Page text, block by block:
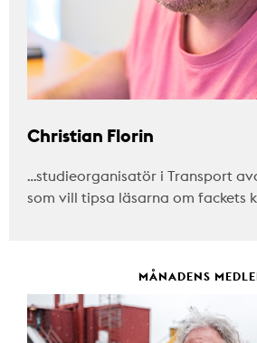
Christian Florin
…studieorganisatör i Transport
som vill tipsa läsarna om fackets
MÅNADENS